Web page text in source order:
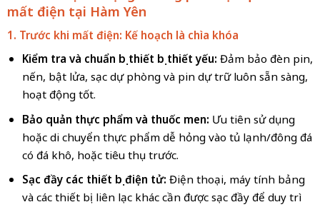
mất điện tại Hàm Yên
1. Trước khi mất điện: Kế hoạch là chìa khóa
Kiểm tra và chuẩn bị thiết bị thiết yếu: Đảm bảo đèn pin,
nến, bật lửa, sạc dự phòng và pin dự trữ luôn sẵn sàng,
hoạt động tốt.
Bảo quản thực phẩm và thuốc men: Ưu tiên sử dụng
hoặc di chuyển thực phẩm dễ hỏng vào tủ lạnh/đông đá
có đá khô, hoặc tiêu thụ trước.
Sạc đầy các thiết bị điện tử: Điện thoại, máy tính bảng
và các thiết bị liên lạc khác cần được sạc đầy để duy trì